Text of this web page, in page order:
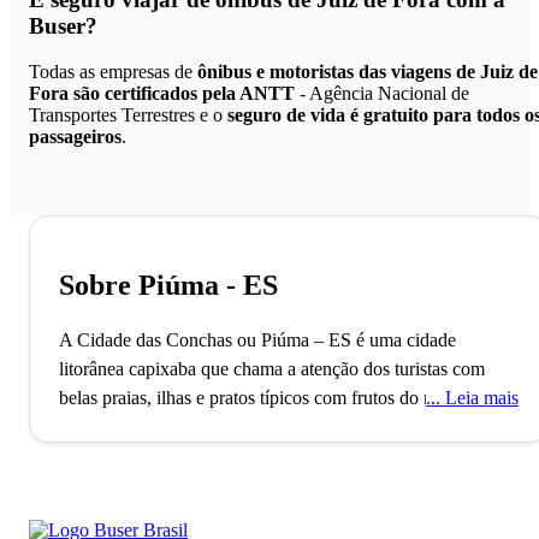
Buser?
Todas as empresas de ônibus e motoristas das viagens de Juiz de
Fora são certificados pela ANTT - Agência Nacional de
Transportes Terrestres e o seguro de vida é gratuito para todos
passageiros.
Sobre Piúma - ES
A Cidade das Conchas ou Piúma – ES é uma cidade
litorânea capixaba que chama a atenção dos turistas com
belas praias, ilhas e pratos típicos com frutos do mar.Leia mais